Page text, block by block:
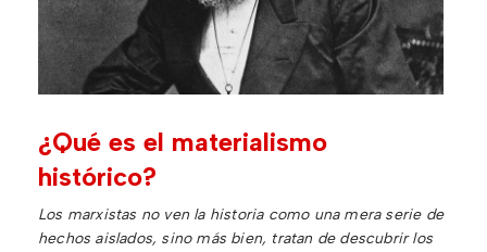
¿Qué es el materialismo
histórico?
Los marxistas no ven la historia como una mera serie de
hechos aislados, sino más bien, tratan de descubrir los